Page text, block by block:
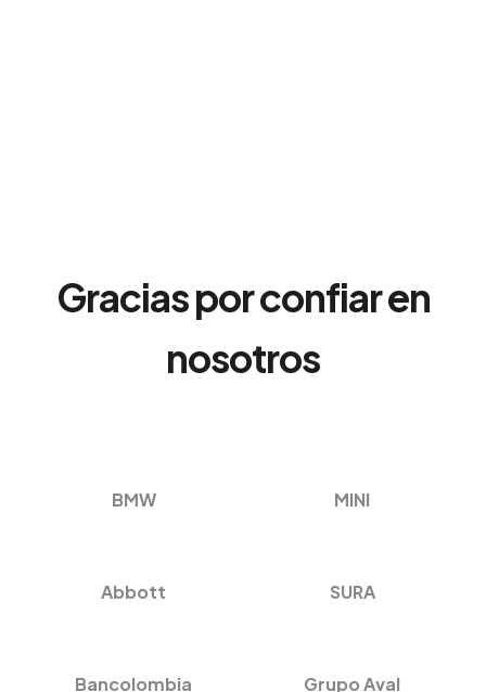
Gracias por confiar en
nosotros
BMW MINI
Abbott SURA
Bancolombia Grupo Aval